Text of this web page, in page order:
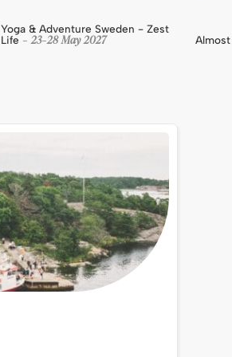
Yoga & Adventure Sweden - Zest
Life -23-28 May 2027